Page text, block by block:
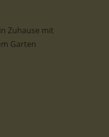
Zuhause mit
Garten